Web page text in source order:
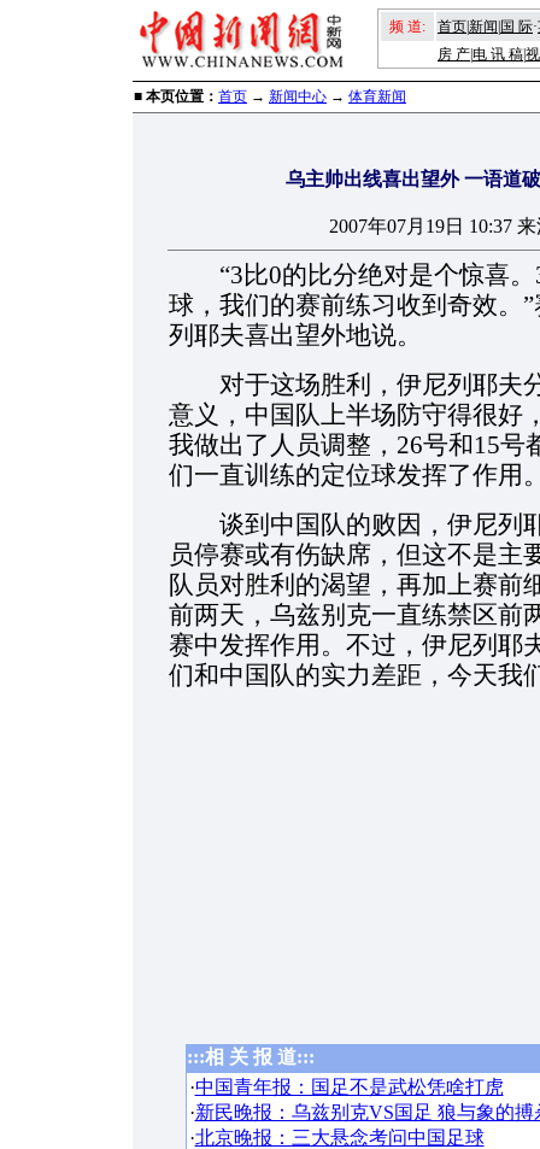
频 道: 首页新闻 国 际·
房 产电 讯 稿
■ 本页位置： 首页 → 新闻中心 → 体育新闻
乌主帅出线喜出望外 一语道
2007年07月19日 10:37
“3比0的比分绝对是个惊喜。
球，我们的赛前练习收到奇效。
列耶夫喜出望外地说。
对于这场胜利，伊尼列耶夫
意义，中国队上半场防守得很好
我做出了人员调整，26号和15号
们一直训练的定位球发挥了作用
谈到中国队的败因，伊尼列
员停赛或有伤缺席，但这不是主
队员对胜利的渴望，再加上赛前
前两天，乌兹别克一直练禁区前
赛中发挥作用。不过，伊尼列耶
们和中国队的实力差距，今天我
:::相 关 报 道:::
·中国青年报：国足不是武松凭啥打虎
·新民晚报：乌兹别克VS国足 狼与象的搏
·北京晚报：三大悬念考问中国足球